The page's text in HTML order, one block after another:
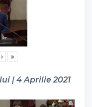
› »
| 4 Aprilie 2021